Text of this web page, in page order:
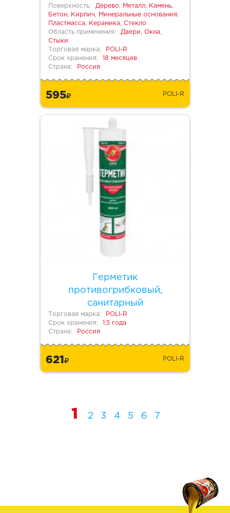
Поверхность:
Дерево, Металл, Камень,
Бетон, Кирпич, Минеральные основания,
Пластмасса, Керамика, Стекло
Область применения:
Двери, Окна,
Стыки
Торговая марка:
POLI-R
Срок хранения:
18 месяцев
Страна:
Россия
595 POLI-R
Герметик
противогрибковый,
санитарный
Торговая марка:
POLI-R
Срок хранения:
1,5 года
Страна:
Россия
621 POLI-R
1 2 3 4 5 6 7